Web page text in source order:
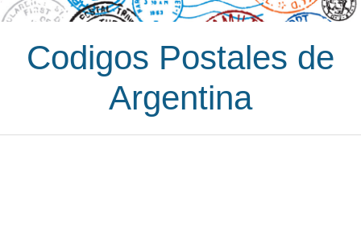
Codigos Postales de
Argentina